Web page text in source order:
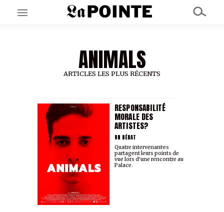
EN CE MOMENT
GRAND ANGLE
AU LARGE
À PROPOS
NOS PARTENAIRES
SOUTENEZ NOUS
ANIMALS
ARTICLES LES PLUS RÉCENTS
RESPONSABILITÉ
MORALE DES
ARTISTES?
UN DÉBAT
Quatre intervenant·es
partagent leurs points de
vue lors d'une rencontre au
Palace.